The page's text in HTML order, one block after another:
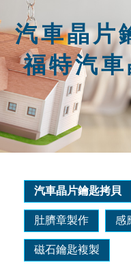
汽車晶片
福特汽
汽車晶片鑰匙拷貝
肚臍章製作 感
磁石鑰匙複製